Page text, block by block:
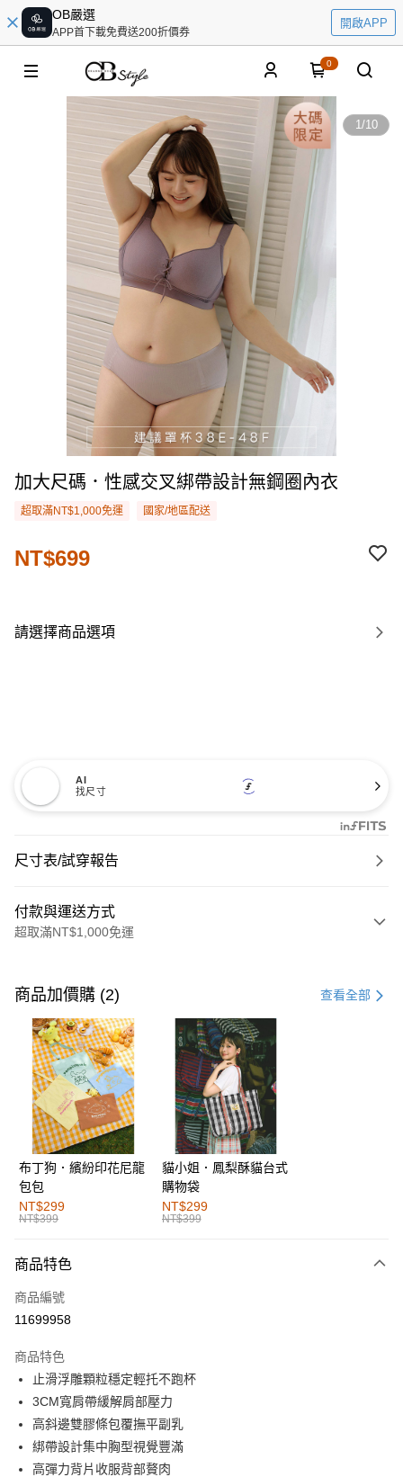
OB嚴選
APP首下載免費送200折價券
開啟APP
0
1/10
加大尺碼．性感交叉綁帶設計無鋼圈內衣
超取滿NT$1,000免運 國家/地區配送
NT$699
請選擇商品選項
AI
找尺寸
尺寸表/試穿報告
付款與運送方式
超取滿NT$1,000免運
信用卡一次付款
購物金
超商取貨付款
LINE Pay
街口支付
運送方式
全家取貨付款
每筆NT$60，滿NT$1,000(含以上)免運費
付款後全家取貨
萊爾富取貨付款
付款後萊爾富取貨
每筆NT$60，滿NT$1,000(含以上)免運費
7-11取貨付款
每筆NT$60，滿NT$1,000(含以上)免運費
商品加價購 (2) 查看全部
布丁狗．繽紛印花尼龍
包包
NT$299
NT$399
貓小姐．鳳梨酥貓台式
購物袋
NT$299
NT$399
商品特色
商品編號
11699958
商品特色
止滑浮雕顆粒穩定輕托不跑杯
3CM寬肩帶緩解肩部壓力
高斜邊雙膠條包覆撫平副乳
綁帶設計集中胸型視覺豐滿
高彈力背片收服背部贅肉